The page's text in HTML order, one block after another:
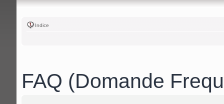
Indice
FAQ (Domande